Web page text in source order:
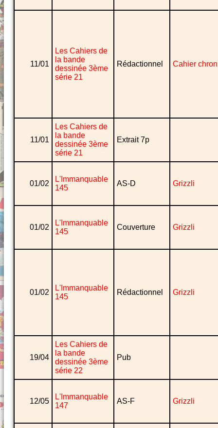
11/01
Les Cahiers de
la bande
dessinée 3ème
série 21
Rédactionnel Cahier
11/01
Les Cahiers de
la bande
dessinée 3ème
série 21
Extrait 7p
01/02
L'Immanquable
145
AS-D Grizzli
01/02
L'Immanquable
145
Couverture Grizzli
01/02
L'Immanquable
145
Rédactionnel Grizzli
19/04
Les Cahiers de
la bande
dessinée 3ème
série 22
Pub
12/05
L'Immanquable
147
AS-F Grizzli